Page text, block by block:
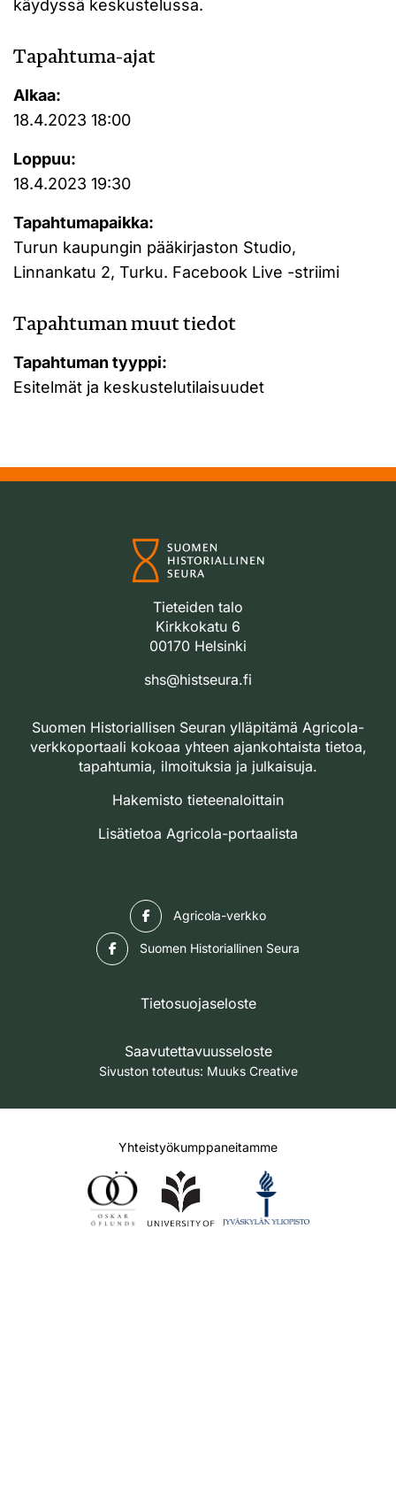
käydyssä keskustelussa.
Tapahtuma-ajat
Alkaa:
18.4.2023 18:00
Loppuu:
18.4.2023 19:30
Tapahtumapaikka:
Turun kaupungin pääkirjaston Studio,
Linnankatu 2, Turku. Facebook Live -striimi
Tapahtuman muut tiedot
Tapahtuman tyyppi:
Esitelmät ja keskustelutilaisuudet
Tieteiden talo
Kirkkokatu 6
00170 Helsinki
shs@histseura.fi
Suomen Historiallisen Seuran ylläpitämä Agricola-
verkkoportaali kokoaa yhteen ajankohtaista tietoa,
tapahtumia, ilmoituksia ja julkaisuja.
Hakemisto tieteenaloittain
Lisätietoa Agricola-portaalista
Agricola-verkko
Suomen Historiallinen Seura
Tietosuojaseloste
Saavutettavuusseloste
Sivuston toteutus: Muuks Creative
Yhteistyökumppaneitamme